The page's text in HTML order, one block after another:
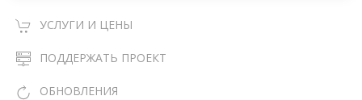
УСЛУГИ И ЦЕНЫ
ПОДДЕРЖАТЬ ПРОЕКТ
ОБНОВЛЕНИЯ